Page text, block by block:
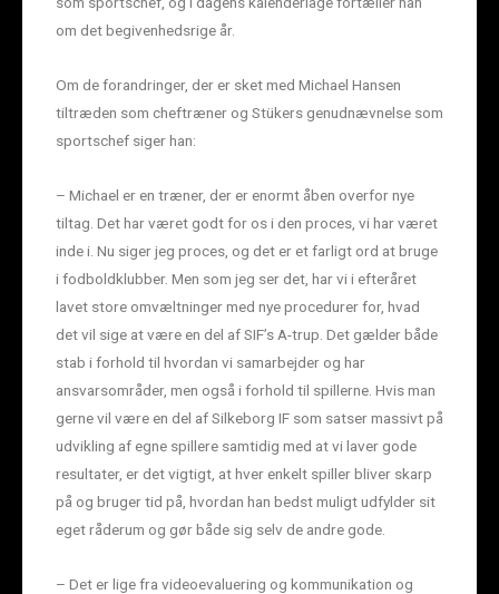
om det begivenhedsrige år.
Om de forandringer, der er sket med Michael Hansen
tiltræden som cheftræner og Stükers genudnævnelse som
sportschef siger han:
– Michael er en træner, der er enormt åben overfor nye
tiltag. Det har været godt for os i den proces, vi har været
inde i. Nu siger jeg proces, og det er et farligt ord at bruge
i fodboldklubber. Men som jeg ser det, har vi i efteråret
lavet store omvæltninger med nye procedurer for, hvad
det vil sige at være en del af SIF’s A-trup. Det gælder både
stab i forhold til hvordan vi samarbejder og har
ansvarsområder, men også i forhold til spillerne. Hvis man
gerne vil være en del af Silkeborg IF som satser massivt på
udvikling af egne spillere samtidig med at vi laver gode
resultater, er det vigtigt, at hver enkelt spiller bliver skarp
på og bruger tid på, hvordan han bedst muligt udfylder sit
eget råderum og gør både sig selv de andre gode.
– Det er lige fra videoevaluering og kommunikation og